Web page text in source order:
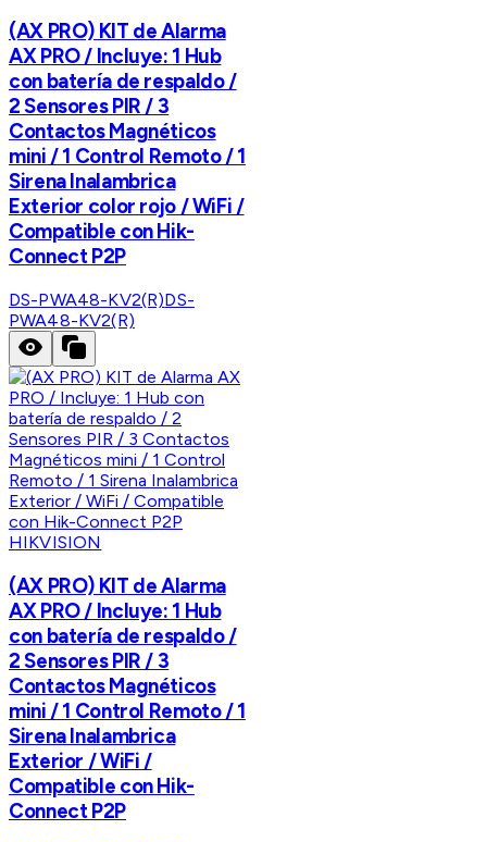
(AX PRO) KIT de Alarma
AX PRO / Incluye: 1 Hub
con batería de respaldo /
2 Sensores PIR / 3
Contactos Magnéticos
mini / 1 Control Remoto / 1
Sirena Inalambrica
Exterior color rojo / WiFi /
Compatible con Hik-
Connect P2P
DS-PWA48-KV2(R)DS-
PWA48-KV2(R)
HIKVISION
(AX PRO) KIT de Alarma
AX PRO / Incluye: 1 Hub
con batería de respaldo /
2 Sensores PIR / 3
Contactos Magnéticos
mini / 1 Control Remoto / 1
Sirena Inalambrica
Exterior / WiFi /
Compatible con Hik-
Connect P2P